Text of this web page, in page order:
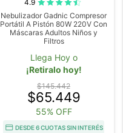
4.9
Nebulizador Gadnic Compresor
Portátil A Pistón 80W 220V Con
Máscaras Adultos Niños y
Filtros
Llega Hoy o
¡Retiralo hoy!
$145.442
$65.449
55% OFF
DESDE 6 CUOTAS SIN INTERÉS